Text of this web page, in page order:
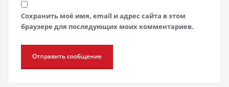
Сохранить моё имя, email и адрес сайта в этом
браузере для последующих моих комментариев.